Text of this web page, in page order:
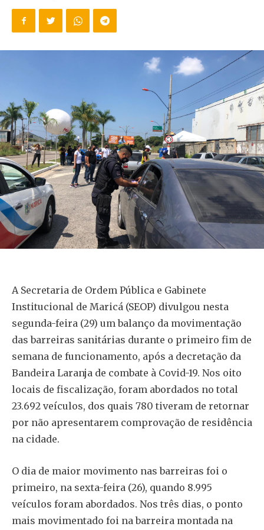
A Secretaria de Ordem Pública e Gabinete
Institucional de Maricá (SEOP) divulgou nesta
segunda-feira (29) um balanço da movimentação
das barreiras sanitárias durante o primeiro fim de
semana de funcionamento, após a decretação da
Bandeira Laranja de combate à Covid-19. Nos oito
locais de fiscalização, foram abordados no total
23.692 veículos, dos quais 780 tiveram de retornar
por não apresentarem comprovação de residência
na cidade.
O dia de maior movimento nas barreiras foi o
primeiro, na sexta-feira (26), quando 8.995
veículos foram abordados. Nos três dias, o ponto
mais movimentado foi na barreira montada na